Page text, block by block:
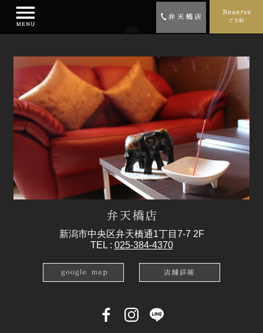
新潟市中央区弁天橋通1丁目7-7 2F
TEL : 025-384-4370